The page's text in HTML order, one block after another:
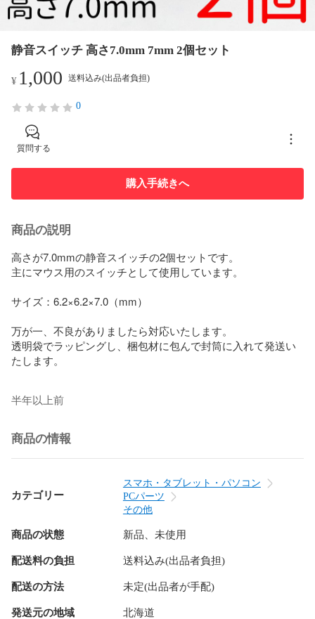
静音スイッチ 高さ7.0mm 7mm 2個セット
¥ 1,000 送料込み(出品者負担)
0
質問する
購入手続きへ
商品の説明
高さが7.0mmの静音スイッチの2個セットです。
主にマウス用のスイッチとして使用しています。
サイズ：6.2×6.2×7.0（mm）
万が一、不良がありましたら対応いたします。
透明袋でラッピングし、梱包材に包んで封筒に入れて発送い
たします。
半年以上前
商品の情報
カテゴリー
スマホ・タブレット・パソコン
PCパーツ
その他
商品の状態 新品、未使用
配送料の負担 送料込み(出品者負担)
配送の方法 未定(出品者が手配)
発送元の地域 北海道